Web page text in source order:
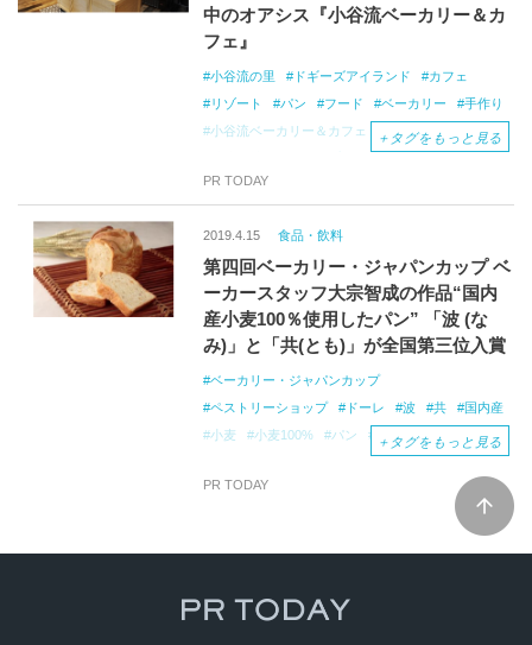
中のオアシス『小谷流ベーカリー＆カ
フェ』
小谷流の里 ドギーズアイランド
カフェ
リゾート
パン フード ベーカリー
手作り
小谷流ベーカリー＆カフェ
＋ タグをもっと見る
PR TODAY
2019.4.15 食品・飲料
第四回ベーカリー・ジャパンカップ ベ
ーカースタッフ大宗智成の作品“国内
産小麦100％使用したパン” 「波 (な
み)」と「共(とも)」が全国第三位入賞
ベーカリー・ジャパンカップ
ペストリーショップ
ドーレ 波 共
国内産
小麦
小麦100% パン 入賞
＋ タグをもっと見る
PR TODAY